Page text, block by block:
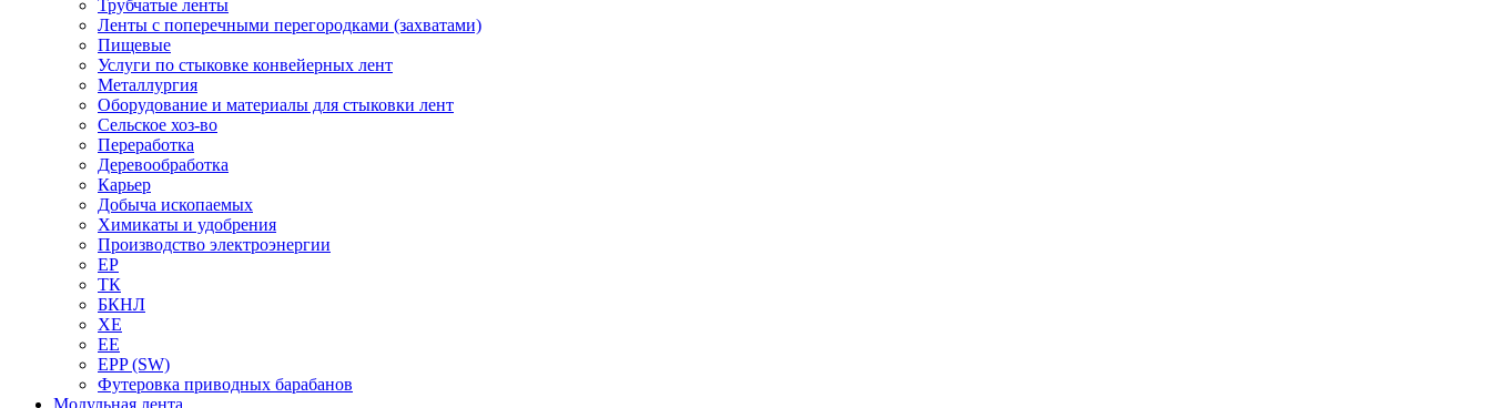
Трубчатые ленты
Ленты с поперечными перегородками (захватами)
Пищевые
Услуги по стыковке конвейерных лент
Металлургия
Оборудование и материалы для стыковки лент
Сельское хоз-во
Переработка
Деревообработка
Карьер
Добыча ископаемых
Химикаты и удобрения
Производство электроэнергии
EP
ТК
БКНЛ
XE
EE
EPP (SW)
Футеровка приводных барабанов
Модульная лента